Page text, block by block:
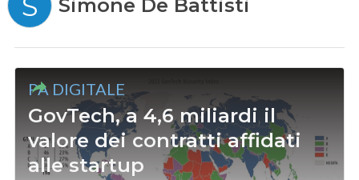
Simone De Battisti
PA DIGITALE
GovTech, a 4,6 miliardi il
valore dei contratti affidati
alle startup